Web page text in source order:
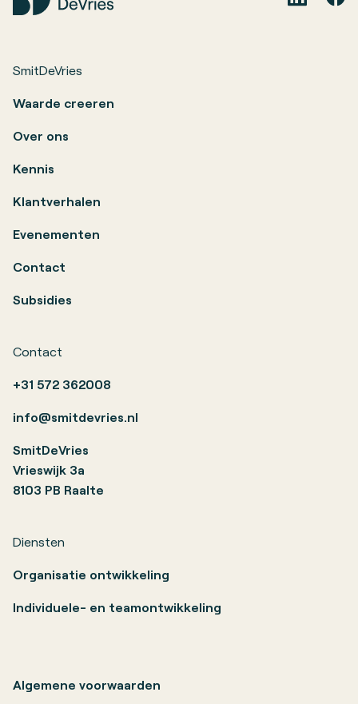
SmitDeVries
Waarde creeren
Over ons
Kennis
Klantverhalen
Evenementen
Contact
Subsidies
Diensten
Organisatie ontwikkeling
Individuele- en teamontwikkeling
Contact
+31 572 362008
info@smitdevries.nl
SmitDeVries
Vrieswijk 3a
8103 PB Raalte
Algemene voorwaarden